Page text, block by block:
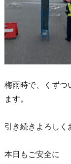
梅雨時で、くずつ
ます。
引き続きよろしく
本日もご安全に